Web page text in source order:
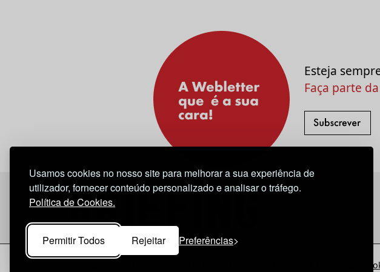
Usamos cookies no nosso site para melhorar a sua experiência de
utilizador, fornecer conteúdo personalizado e analisar o tráfego.
Política de Cookies.
Permitir Todos Rejeitar Preferências
Esteja
Faça parte
Política de